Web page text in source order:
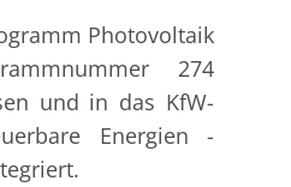
Photovoltaik
274
und in das KfW-
Energien -